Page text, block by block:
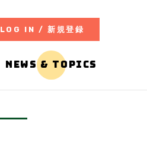
LOG IN / 新規登録
NEWS & TOPICS